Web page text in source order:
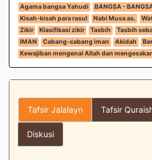
Agama bangsa Yahudi
BANGSA -
Kisah-kisah para rasul
Nabi Musa as.
Zikir
Klasifikasi zikir Tasbih
Tasbih
IMAN
Cabang-cabang iman Akidah
Kewajiban mengenal Allah dan
Tafsir Jalalayn Tafsir
Diskusi